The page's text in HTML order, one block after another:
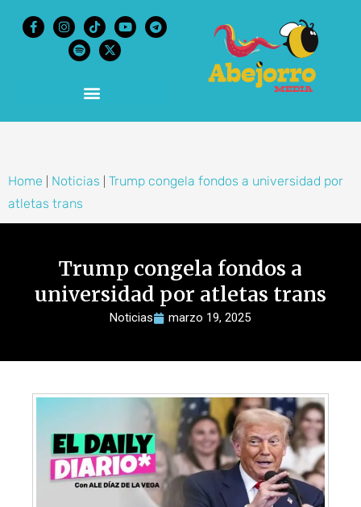
Home Noticias
Trump congela fondos a universidad por
atletas trans
Trump congela fondos a
universidad por atletas trans
Noticias marzo 19, 2025